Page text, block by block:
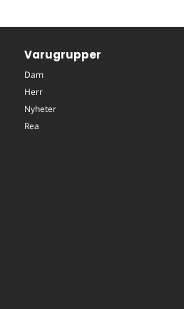
Varugrupper
Dam
Herr
Nyheter
Rea